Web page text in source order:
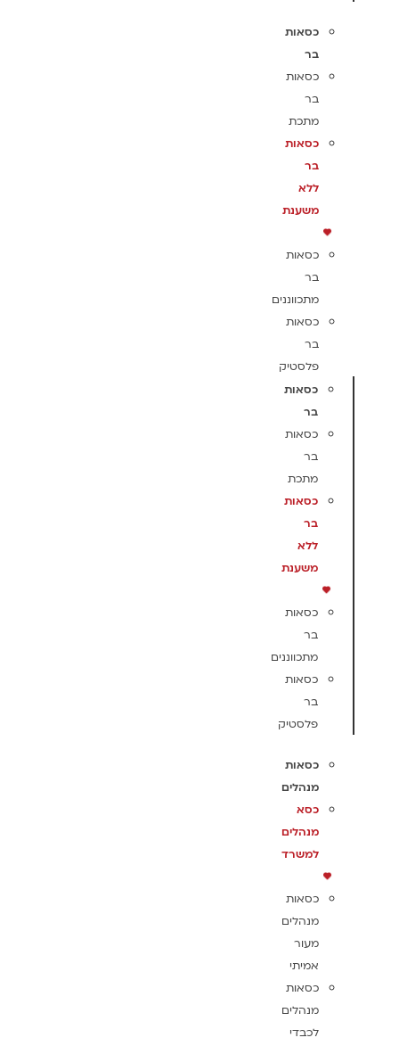
כסאות
בר
כסאות
בר
מתכת
כסאות
בר
ללא
משענת
כסאות
בר
מתכווננים
כסאות
בר
פלסטיק
כסאות
בר
כסאות
בר
מתכת
כסאות
בר
ללא
משענת
כסאות
בר
מתכווננים
כסאות
בר
פלסטיק
כסאות
מנהלים
כסא
מנהלים
למשרד
כסאות
מנהלים
מעור
אמיתי
כסאות
מנהלים
לכבדי